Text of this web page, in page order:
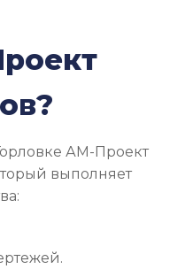
АМ-Проект
выполняет